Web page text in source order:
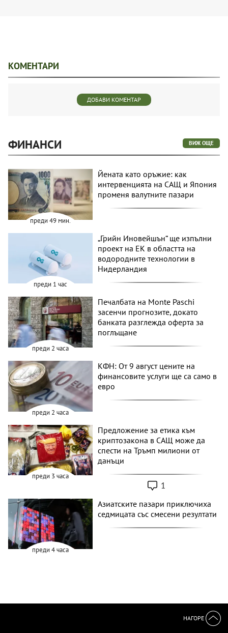
КОМЕНТАРИ
ДОБАВИ КОМЕНТАР
ФИНАНСИ ВИЖ ОЩЕ
преди 49 мин.
Йената като оръжие: как
интервенцията на САЩ и Япония
променя валутните пазари
преди 1 час
„Грийн Иновейшън“ ще изпълни
проект на ЕК в областта на
водородните технологии в
Нидерландия
преди 2 часа
Печалбата на Monte Paschi
засенчи прогнозите, докато
банката разглежда оферта за
поглъщане
преди 2 часа
КФН: От 9 август цените на
финансовите услуги ще са само в
евро
преди 3 часа
Предложение за етика към
криптозакона в САЩ може да
спести на Тръмп милиони от
данъци
1
преди 4 часа
Азиатските пазари приключиха
седмицата със смесени резултати
НАГОРЕ